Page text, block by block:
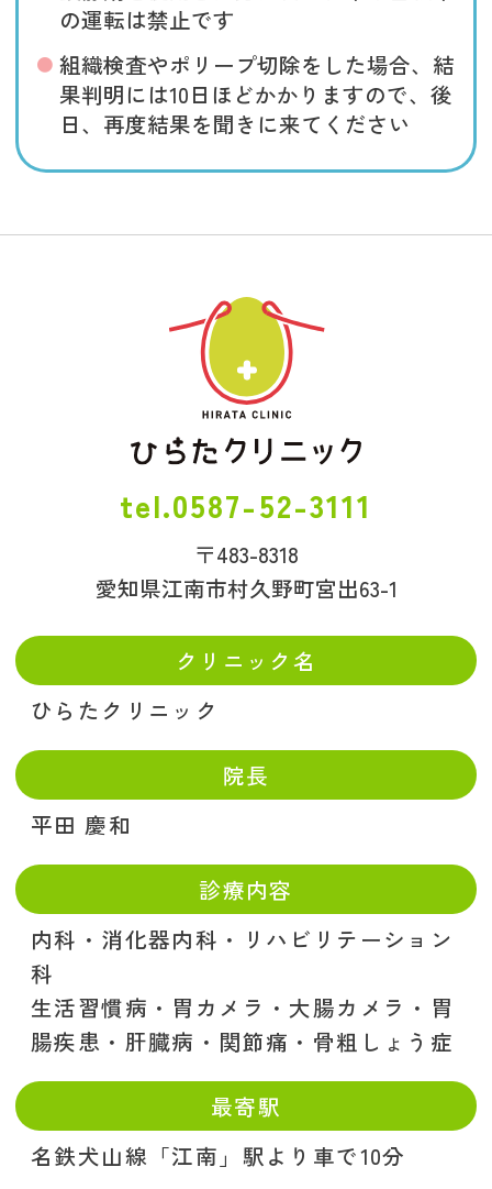
の運転は禁止です
組織検査やポリープ切除をした場合、結
果判明には10日ほどかかりますので、後
日、再度結果を聞きに来てください
0587-52-3111
〒483-8318
愛知県江南市村久野町宮出63-1
クリニック名
ひらたクリニック
院長
平田 慶和
診療内容
内科・消化器内科・リハビリテーション
科
生活習慣病・胃カメラ・大腸カメラ・胃
腸疾患・肝臓病・関節痛・骨粗しょう症
最寄駅
名鉄犬山線「江南」駅より車で10分